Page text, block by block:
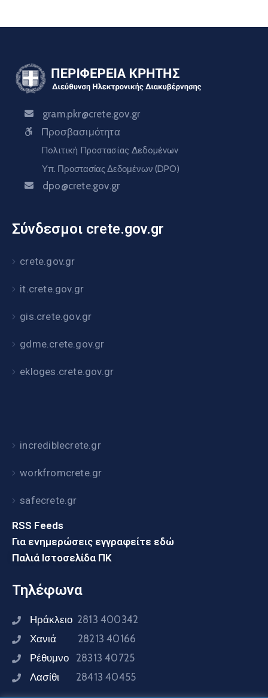
gram.pkr@crete.gov.gr
Προσβασιμότητα
Πολιτική Προστασίας Δεδομένων
Υπ. Προστασίας Δεδομένων (DPO)
dpo@crete.gov.gr
Σύνδεσμοι crete.gov.gr
crete.gov.gr
it.crete.gov.gr
gis.crete.gov.gr
gdme.crete.gov.gr
ekloges.crete.gov.gr
incrediblecrete.gr
workfromcrete.gr
safecrete.gr
RSS Feeds
Για ενημερώσεις εγγραφείτε εδώ
Παλιά Ιστοσελίδα ΠΚ
Τηλέφωνα
Ηράκλειο 2813 400342
Χανιά 28213 40166
Ρέθυμνο 28313 40725
Λασίθι 28413 40455